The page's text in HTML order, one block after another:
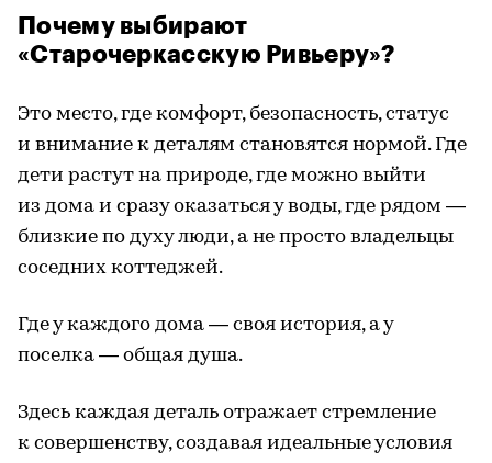
Почему выбирают
«Старочеркасскую Ривьеру»?
Это место, где комфорт, безопасность, статус
и внимание к деталям становятся нормой. Где
дети растут на природе, где можно выйти
из дома и сразу оказаться у воды, где рядом —
близкие по духу люди, а не просто владельцы
соседних коттеджей.
Где у каждого дома — своя история, а у
поселка — общая душа.
Здесь каждая деталь отражает стремление
к совершенству, создавая идеальные условия